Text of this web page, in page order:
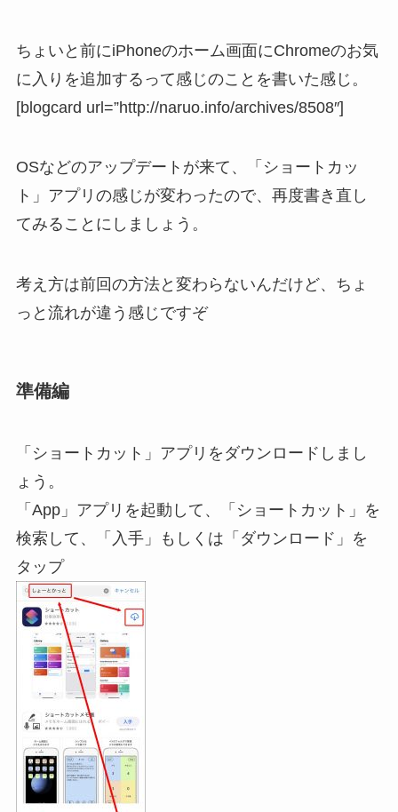
ちょいと前にiPhoneのホーム画面にChromeのお気
に入りを追加するって感じのことを書いた感じ。
[blogcard url=”http://naruo.info/archives/8508″]
OSなどのアップデートが来て、「ショートカッ
ト」アプリの感じが変わったので、再度書き直し
てみることにしましょう。
考え方は前回の方法と変わらないんだけど、ちょ
っと流れが違う感じですぞ
準備編
「ショートカット」アプリをダウンロードしまし
ょう。
「App」アプリを起動して、「ショートカット」を
検索して、「入手」もしくは「ダウンロード」を
タップ